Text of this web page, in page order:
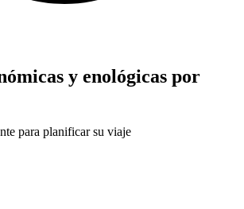
y enológicas por
para planificar su viaje